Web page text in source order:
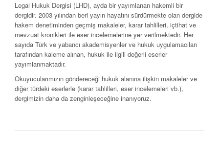
Legal Hukuk Dergisi (LHD), ayda bir yayımlanan hakemli bir
dergidir. 2003 yılından beri yayın hayatını sürdürmekte olan dergide
hakem denetiminden geçmiş makaleler, karar tahlilleri, içtihat ve
mev­zuat kronikleri ile eser incelemelerine yer veril­mektedir. Her
sayıda Türk ve yabancı akademisyenler ve hukuk uygulamacıları
tarafından kaleme alınan, hukuk ile ilgili değerli eserler
yayımlanmaktadır.
Okuyucularımızın göndereceği hukuk alanına ilişkin makaleler ve
diğer türdeki eserlerle (karar tahlilleri, eser incelemeleri vb.),
dergimizin daha da zenginleşeceğine inanıyoruz.